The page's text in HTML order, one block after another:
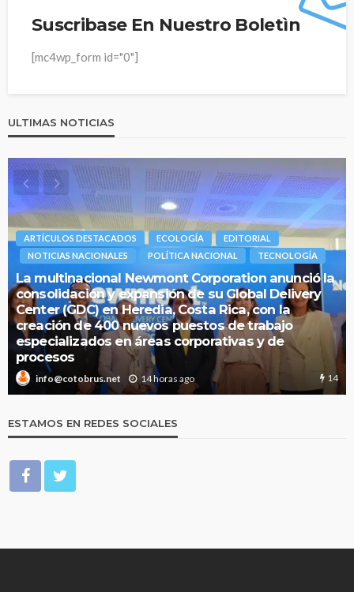
Suscribase En Nuestro Boletìn
[mc4wp_form id="0"]
ULTIMAS NOTICIAS
ARTÍCULOS DESTACADOS ECOLOGÍA
EDITORIAL
NOTICIAS NACIONALES
POLÍTICA NACIONAL TECNOLOGÍA
La multinacional Newmont Corporation anunció la
consolidación y expansión de su Global Delivery
Center (GDC) en Heredia, Costa Rica, con la
creación de 400 nuevos puestos de trabajo
especializados en áreas corporativas y de
procesos
info@cotobrus.net 14 horas ago 14
ESTAMOS EN REDES SOCIALES